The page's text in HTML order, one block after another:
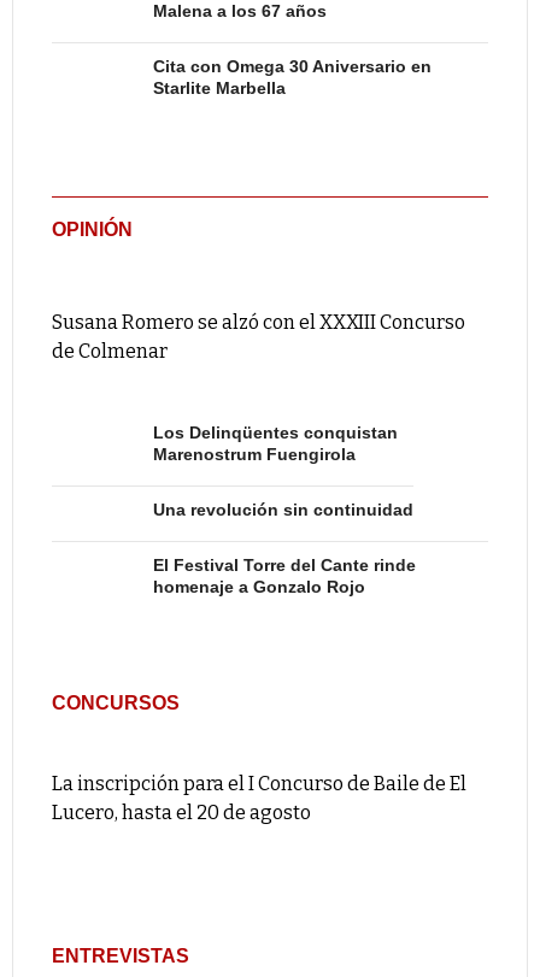
Malena a los 67 años
Cita con Omega 30 Aniversario en
Starlite Marbella
OPINIÓN
Susana Romero se alzó con el XXXIII Concurso
de Colmenar
Los Delinqüentes conquistan
Marenostrum Fuengirola
Una revolución sin continuidad
El Festival Torre del Cante rinde
homenaje a Gonzalo Rojo
CONCURSOS
La inscripción para el I Concurso de Baile de El
Lucero, hasta el 20 de agosto
ENTREVISTAS